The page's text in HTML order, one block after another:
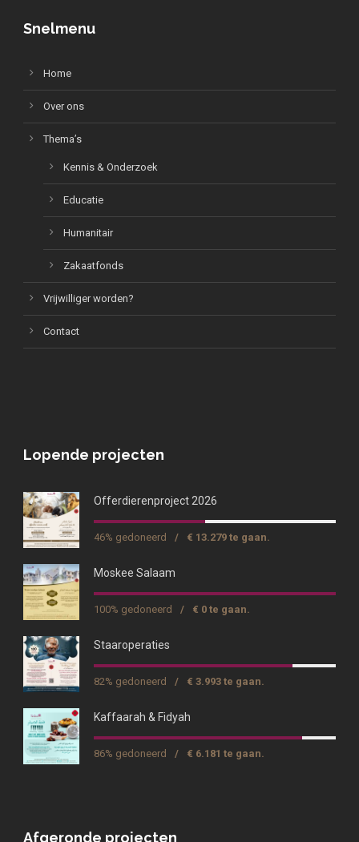
Snelmenu
Home
Over ons
Thema’s
Kennis & Onderzoek
Educatie
Humanitair
Zakaatfonds
Vrijwilliger worden?
Contact
Lopende projecten
Offerdierenproject 2026
46% gedoneerd / € 13.279 te gaan.
Moskee Salaam
100% gedoneerd / € 0 te gaan.
Staaroperaties
82% gedoneerd / € 3.993 te gaan.
Kaffaarah & Fidyah
86% gedoneerd / € 6.181 te gaan.
Afgeronde projecten